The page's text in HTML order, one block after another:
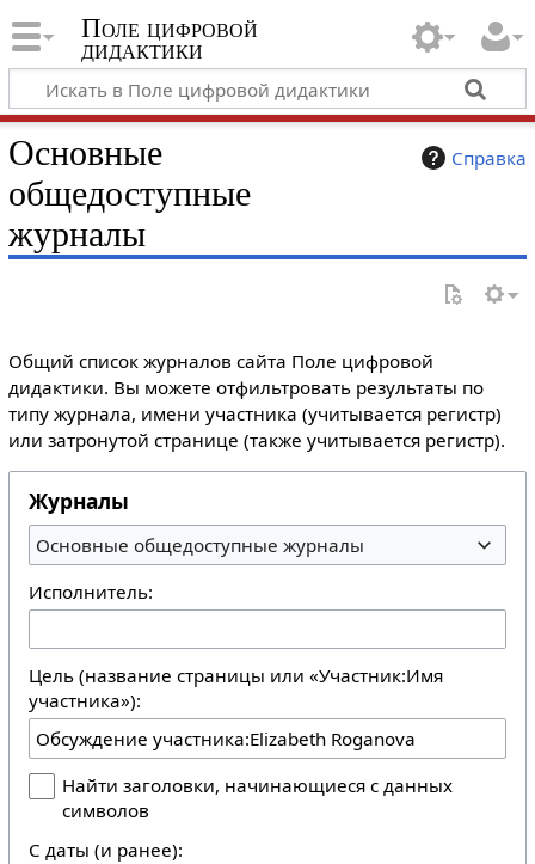
Поле цифровой
дидактики
Справка
Основные
общедоступные
журналы
Общий список журналов сайта Поле цифровой
дидактики. Вы можете отфильтровать результаты по
типу журнала, имени участника (учитывается регистр)
или затронутой странице (также учитывается регистр).
Журналы
Основные общедоступные журналы
Исполнитель:
Цель (название страницы или «Участник:Имя
участника»):
Найти заголовки, начинающиеся с данных
символов
С даты (и ранее):